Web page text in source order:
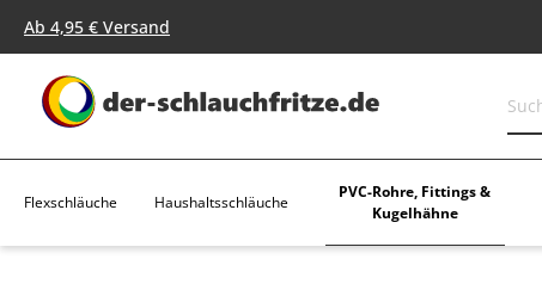
Zur Hauptnavigation springen
Ab 4,95 € Versand
Flexschläuche Haushaltsschläuche
PVC-Rohre, Fittings &
Kugelhähne